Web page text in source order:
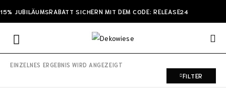
15% JUBILÄUMSRABATT SICHERN MIT DEM CODE: RELEASE24
EINZELNES ERGEBNIS WIRD ANGEZEIGT
FILTER